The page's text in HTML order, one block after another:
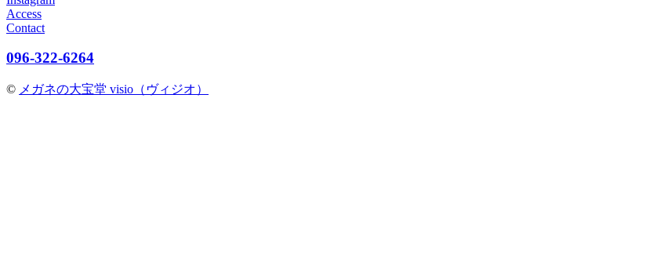
Access
Contact
096-322-6264
© メガネの大宝堂 visio（ヴィジオ）